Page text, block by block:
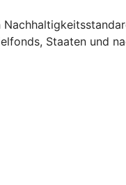
Staaten und